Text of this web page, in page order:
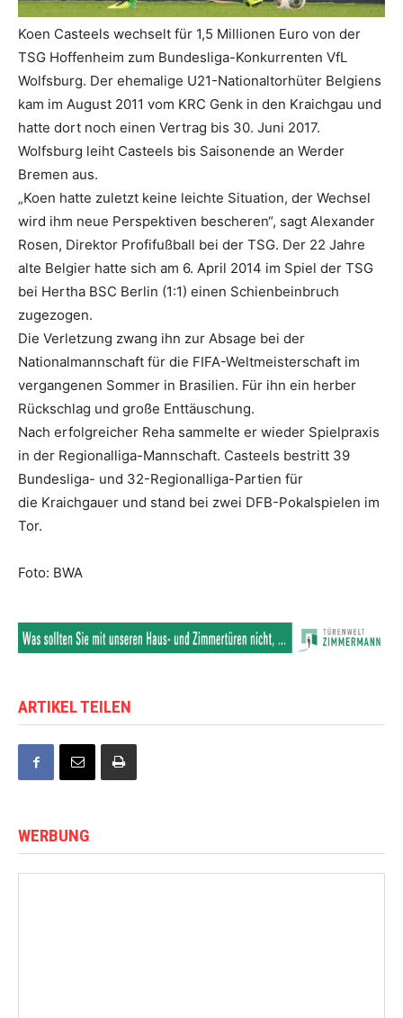
Koen Casteels wechselt für 1,5 Millionen Euro von der
TSG Hoffenheim zum Bundesliga-Konkurrenten VfL
Wolfsburg. Der ehemalige U21-Nationaltorhüter Belgiens
kam im August 2011 vom KRC Genk in den Kraichgau und
hatte dort noch einen Vertrag bis 30. Juni 2017.
Wolfsburg leiht Casteels bis Saisonende an Werder
Bremen aus.
„Koen hatte zuletzt keine leichte Situation, der Wechsel
wird ihm neue Perspektiven bescheren“, sagt Alexander
Rosen, Direktor Profifußball bei der TSG. Der 22 Jahre
alte Belgier hatte sich am 6. April 2014 im Spiel der TSG
bei Hertha BSC Berlin (1:1) einen Schienbeinbruch
zugezogen.
Die Verletzung zwang ihn zur Absage bei der
Nationalmannschaft für die FIFA-Weltmeisterschaft im
vergangenen Sommer in Brasilien. Für ihn ein herber
Rückschlag und große Enttäuschung.
Nach erfolgreicher Reha sammelte er wieder Spielpraxis
in der Regionalliga-Mannschaft. Casteels bestritt 39
Bundesliga- und 32-Regionalliga-Partien für
die Kraichgauer und stand bei zwei DFB-Pokalspielen im
Tor.
Foto: BWA
ARTIKEL TEILEN
WERBUNG